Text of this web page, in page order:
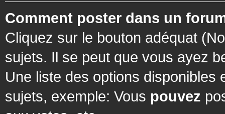
Comment poster dans un
Cliquez sur le bouton adéquat
sujets. Il se peut que vous ayez
Une liste des options
sujets, exemple: Vous pouvez